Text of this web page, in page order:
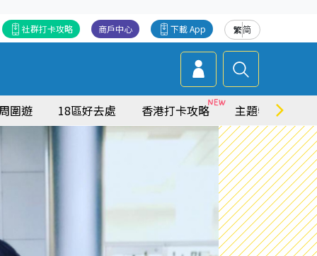
繁简
下載 App
商戶中心
社群打卡攻略
圍遊 18區好去處 香港打卡攻略 主題特集